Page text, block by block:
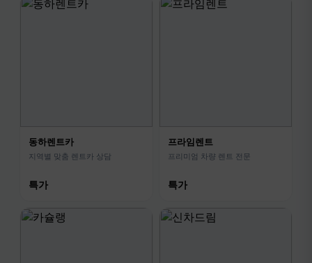
동하렌트카
지역별 맞춤 렌트카 상담
특가
프라임렌트
프리미엄 차량 렌트 전문
특가